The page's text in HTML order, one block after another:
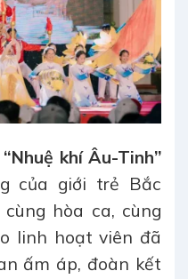
“Nhuệ khí Âu-Tinh”
của giới trẻ Bắc
hòa ca, cùng
linh hoạt viên đã
ấm áp, đoàn kết